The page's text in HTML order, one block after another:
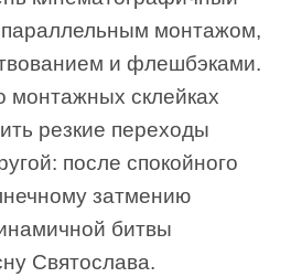
монтажом,
и флешбэками.
монтажных склейках
резкие переходы
после спокойного
затмению
битвы
Святослава.